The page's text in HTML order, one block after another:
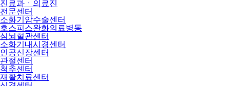
진료과ㆍ의료진
전문센터
소화기암수술센터
호스피스완화의료병동
심뇌혈관센터
소화기내시경센터
인공신장센터
관절센터
척추센터
재활치료센터